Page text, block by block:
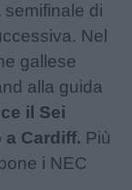
semifinale di
Nel
gallese
alla guida
il Sei
Cardiff. Più
i NEC